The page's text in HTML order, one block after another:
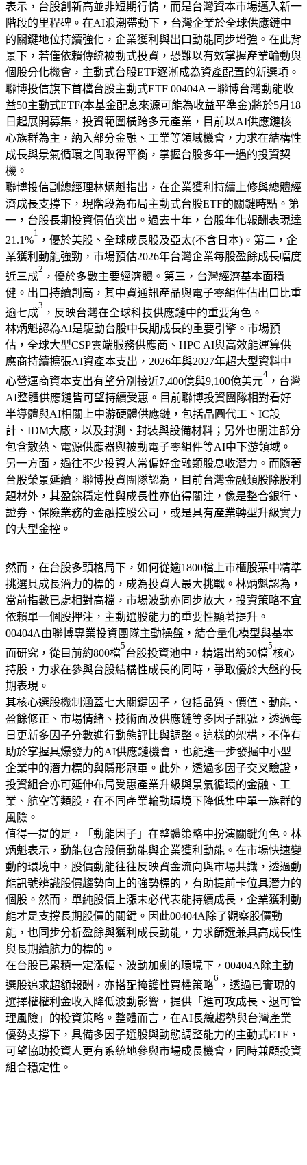
表示，台股創新高並非短期行情，而是台灣資本市場邁入新一
階段的里程碑。在AI浪潮帶動下，台灣企業於全球供應鏈中
的關鍵地位持續強化，企業獲利與出口動能同步增強。在此背
景下，若僅依賴傳統被動式投資，恐難以有效掌握產業輪動與
個股分化機會，主動式台股ETF逐漸成為資產配置的新選項。
聯博投信旗下首檔台股主動式ETF 00404A－聯博台灣動能收
益50主動式ETF(本基金配息來源可能為收益平準金)將於5月18
日起展開募集，投資範圍橫跨多元產業，目前以AI供應鏈核
心族群為主，納入部分金融、工業等領域機會，力求在結構性
成長與景氣循環之間取得平衡，掌握台股多年一遇的投資契
機。
聯博投信副總經理林炳魁指出，在企業獲利持續上修與總體經
濟成長支撐下，現階段為布局主動式台股ETF的關鍵時點。第
一，台股長期投資價值突出。過去十年，台股年化報酬表現達
21.1%
1
，優於美股、全球成長股及亞太(不含日本)。第二，企
業獲利動能強勁，市場預估2026年台灣企業每股盈餘成長幅度
近三成
2
，優於多數主要經濟體。第三，台灣經濟基本面穩
健。出口持續創高，其中資通訊產品與電子零組件佔出口比重
逾七成
3
，反映台灣在全球科技供應鏈中的重要角色。
林炳魁認為AI是驅動台股中長期成長的重要引擎。市場預
估，全球大型CSP雲端服務供應商、HPC AI與高效能運算供
應商持續擴張AI資產本支出，2026年與2027年超大型資料中
心營運商資本支出有望分別接近7,400億與9,100億美元
4
，台灣
AI整體供應鏈皆可望持續受惠。目前聯博投資團隊相對看好
半導體與AI相關上中游硬體供應鏈，包括晶圓代工、IC設
計、IDM大廠，以及封測、封裝與設備材料；另外也關注部分
包含散熱、電源供應器與被動電子零組件等AI中下游領域。
另一方面，過往不少投資人常偏好金融類股息收潛力。而隨著
台股榮景延續，聯博投資團隊認為，目前台灣金融類股除股利
題材外，其盈餘穩定性與成長性亦值得關注，像是整合銀行、
證券、保險業務的金融控股公司，或是具有產業轉型升級實力
的大型金控。
然而，在台股多頭格局下，如何從逾1800檔上市櫃股票中精準
挑選具成長潛力的標的，成為投資人最大挑戰。林炳魁認為，
當前指數已處相對高檔，市場波動亦同步放大，投資策略不宜
依賴單一個股押注，主動選股能力的重要性顯著提升。
00404A由聯博專業投資團隊主動操盤，結合量化模型與基本
面研究，從目前約800檔
5
台股投資池中，精選出約50檔
5
核心
持股，力求在參與台股結構性成長的同時，爭取優於大盤的長
期表現。
其核心選股機制涵蓋七大關鍵因子，包括品質、價值、動能、
盈餘修正、市場情緒、技術面及供應鏈等多因子訊號，透過每
日更新多因子分數進行動態評比與調整。這樣的架構，不僅有
助於掌握具爆發力的AI供應鏈機會，也能進一步發掘中小型
企業中的潛力標的與隱形冠軍。此外，透過多因子交叉驗證，
投資組合亦可延伸布局受惠產業升級與景氣循環的金融、工
業、航空等類股，在不同產業輪動環境下降低集中單一族群的
風險。
值得一提的是，「動能因子」在整體策略中扮演關鍵角色。林
炳魁表示，動能包含股價動能與企業獲利動能。在市場快速變
動的環境中，股價動能往往反映資金流向與市場共識，透過動
能訊號辨識股價趨勢向上的強勢標的，有助提前卡位具潛力的
個股。然而，單純股價上漲未必代表能持續成長，企業獲利動
能才是支撐長期股價的關鍵。因此00404A除了觀察股價動
能，也同步分析盈餘與獲利成長動能，力求篩選兼具高成長性
與長期續航力的標的。
在台股已累積一定漲幅、波動加劇的環境下，00404A除主動
選股追求超額報酬，亦搭配掩護性買權策略
6
，透過已實現的
選擇權權利金收入降低波動影響，提供「進可攻成長、退可管
理風險」的投資策略。整體而言，在AI長線趨勢與台灣產業
優勢支撐下，具備多因子選股與動態調整能力的主動式ETF，
可望協助投資人更有系統地參與市場成長機會，同時兼顧投資
組合穩定性。